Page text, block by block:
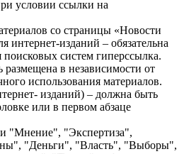
условии ссылки на
со страницы «Новости
интернет-изданий – обязательна
поисковых систем гиперссылка.
в независимости от
использования материалов.
изданий) – должна быть
или в первом абзаце
"Мнение", "Экспертиза",
"Деньги", "Власть", "Выборы",